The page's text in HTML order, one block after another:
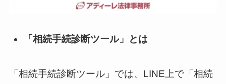
「相続手続診断ツール」とは
「相続手続診断ツール」では、LINE上で「相続